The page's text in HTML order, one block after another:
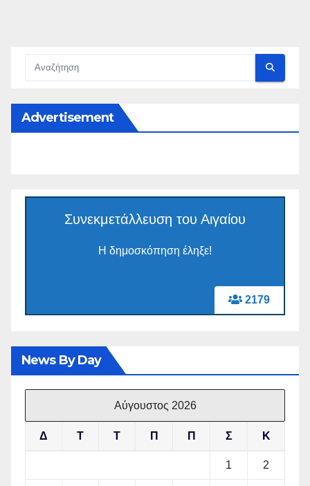
Advertisement
2179
Συνεκμετάλλευση του Αιγαίου
Η δημοσκόπηση έληξε!
News By Day
Αύγουστος 2026
Δ Τ Τ Π Π Σ Κ
1 2